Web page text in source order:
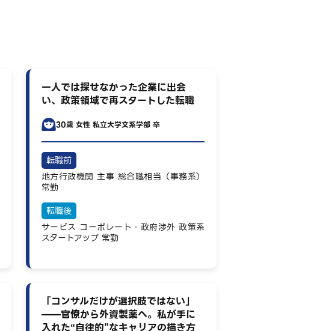
一人では探せなかった企業に出会
い、政策領域で再スタートした転職
30歳 女性 私立大学文系学部 卒
転職前
地方行政機関 主事 総合職相当（事務系）
常勤
転職後
サービス コーポレート・政府渉外 政策系
スタートアップ 常勤
「コンサルだけが選択肢ではない」
——官僚から外資製薬へ。私が手に
入れた“自律的”なキャリアの描き方